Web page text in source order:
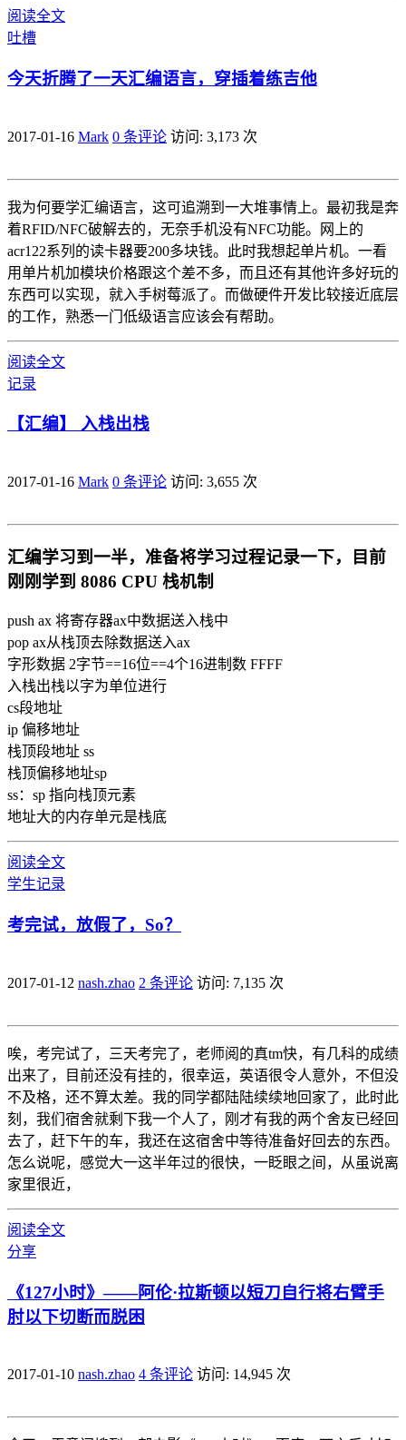
阅读全文
吐槽
今天折腾了一天汇编语言，穿插着练吉他
2017-01-16 Mark 0 条评论 访问: 3,173 次
我为何要学汇编语言，这可追溯到一大堆事情上。最初我是奔
着RFID/NFC破解去的，无奈手机没有NFC功能。网上的
acr122系列的读卡器要200多块钱。此时我想起单片机。一看
用单片机加模块价格跟这个差不多，而且还有其他许多好玩的
东西可以实现，就入手树莓派了。而做硬件开发比较接近底层
的工作，熟悉一门低级语言应该会有帮助。
阅读全文
记录
【汇编】 入栈出栈
2017-01-16 Mark 0 条评论 访问: 3,655 次
汇编学习到一半，准备将学习过程记录一下，目前
刚刚学到 8086 CPU 栈机制
push ax 将寄存器ax中数据送入栈中
pop ax从栈顶去除数据送入ax
字形数据 2字节==16位==4个16进制数 FFFF
入栈出栈以字为单位进行
cs段地址
ip 偏移地址
栈顶段地址 ss
栈顶偏移地址sp
ss：sp 指向栈顶元素
地址大的内存单元是栈底
阅读全文
学生记录
考完试，放假了，So？
2017-01-12 nash.zhao 2 条评论 访问: 7,135 次
唉，考完试了，三天考完了，老师阅的真tm快，有几科的成绩
出来了，目前还没有挂的，很幸运，英语很令人意外，不但没
不及格，还不算太差。我的同学都陆陆续续地回家了，此时此
刻，我们宿舍就剩下我一个人了，刚才有我的两个舍友已经回
去了，赶下午的车，我还在这宿舍中等待准备好回去的东西。
怎么说呢，感觉大一这半年过的很快，一眨眼之间，从虽说离
家里很近，
阅读全文
分享
《127小时》——阿伦·拉斯顿以短刀自行将右臂手
肘以下切断而脱困
2017-01-10 nash.zhao 4 条评论 访问: 14,945 次